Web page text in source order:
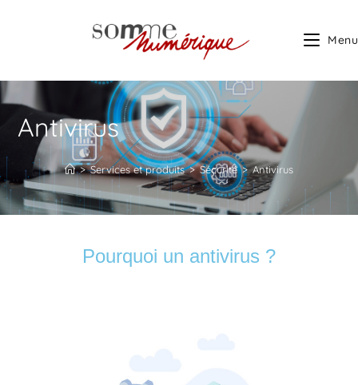
Menu
Antivirus
> Services et produits > Sécurité > Antivirus
Pourquoi un antivirus ?